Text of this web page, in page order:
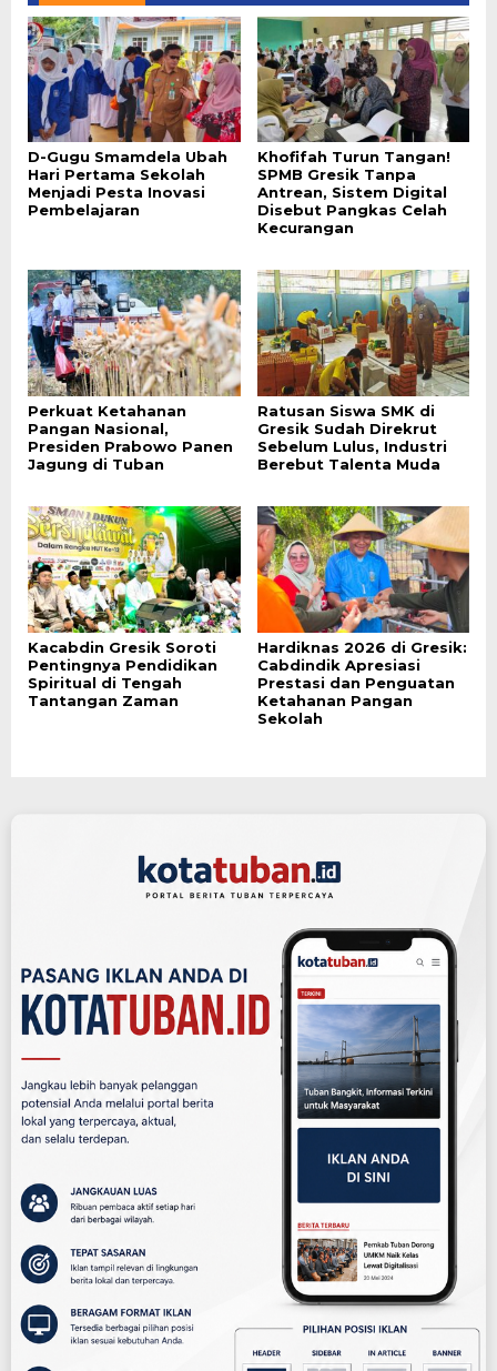
D-Gugu Smamdela Ubah
Hari Pertama Sekolah
Menjadi Pesta Inovasi
Pembelajaran
Khofifah Turun Tangan!
SPMB Gresik Tanpa
Antrean, Sistem Digital
Disebut Pangkas Celah
Kecurangan
Perkuat Ketahanan
Pangan Nasional,
Presiden Prabowo Panen
Jagung di Tuban
Ratusan Siswa SMK di
Gresik Sudah Direkrut
Sebelum Lulus, Industri
Berebut Talenta Muda
Kacabdin Gresik Soroti
Pentingnya Pendidikan
Spiritual di Tengah
Tantangan Zaman
Hardiknas 2026 di Gresik:
Cabdindik Apresiasi
Prestasi dan Penguatan
Ketahanan Pangan
Sekolah